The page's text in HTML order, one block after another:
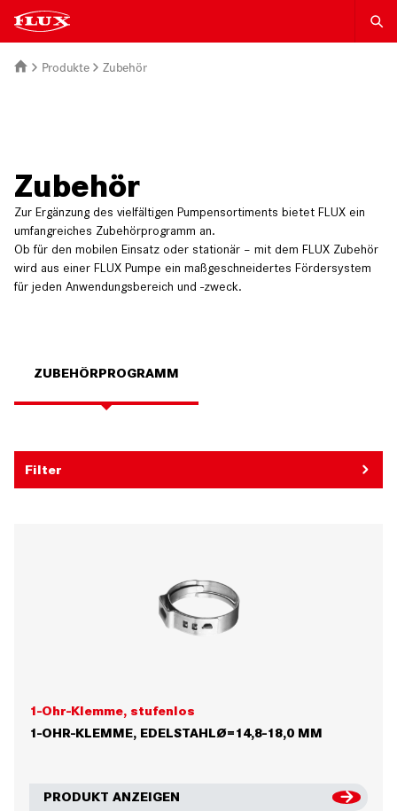
Produkte Zubehör
Zubehör
Zur Ergänzung des vielfältigen Pumpensortiments bietet FLUX ein
umfangreiches Zubehörprogramm an.
Ob für den mobilen Einsatz oder stationär – mit dem FLUX Zubehör
wird aus einer FLUX Pumpe ein maßgeschneidertes Fördersystem
für jeden Anwendungsbereich und -zweck.
ZUBEHÖRPROGRAMM
Filter
1-Ohr-Klemme, stufenlos
1-OHR-KLEMME, EDELSTAHLØ=14,8-18,0 MM
PRODUKT ANZEIGEN